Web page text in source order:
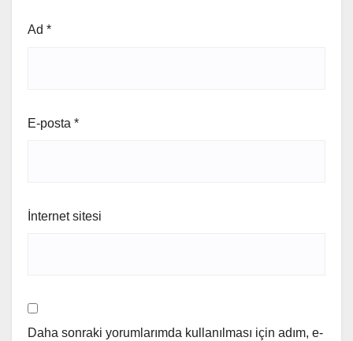
Ad *
E-posta *
İnternet sitesi
Daha sonraki yorumlarımda kullanılması için adım, e-